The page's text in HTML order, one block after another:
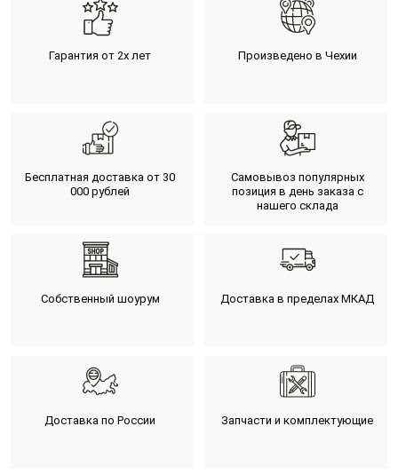
Гарантия от 2х лет Произведено в Чехии
Бесплатная доставка от 30
000 рублей
Самовывоз популярных
позиция в день заказа с
нашего склада
Собственный шоурум Доставка в пределах МКАД
Доставка по России Запчасти и комплектующие